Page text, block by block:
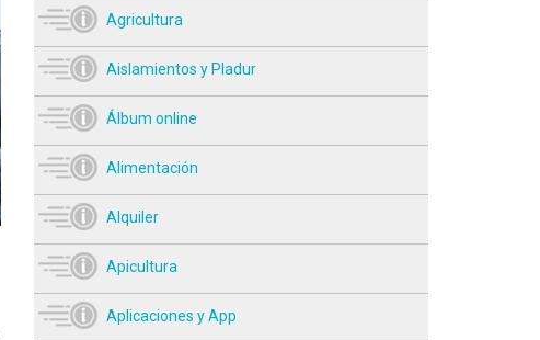
Agricultura
Aislamientos y Pladur
Álbum online
Alimentación
Alquiler
Apicultura
Aplicaciones y App